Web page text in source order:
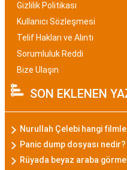
Gizlilik Politikası
Kullanıcı Sözleşmesi
Telif Hakları ve Alıntı
Sorumluluk Reddi
Bize Ulaşın
SON EKLENEN
Nurullah Çelebi hangi
Panic dump dosyası nedir?
Rüyada beyaz araba